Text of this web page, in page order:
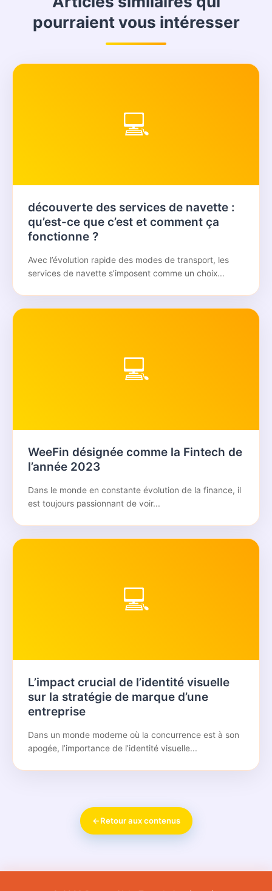
pourraient vous intéresser
💻
découverte des services de navette :
qu’est-ce que c’est et comment ça
fonctionne ?
Avec l’évolution rapide des modes de transport, les
services de navette s’imposent comme un choix...
💻
WeeFin désignée comme la Fintech de
l’année 2023
Dans le monde en constante évolution de la finance, il
est toujours passionnant de voir...
💻
L’impact crucial de l’identité visuelle
sur la stratégie de marque d’une
entreprise
Dans un monde moderne où la concurrence est à son
apogée, l’importance de l’identité visuelle...
←Retour aux contenus